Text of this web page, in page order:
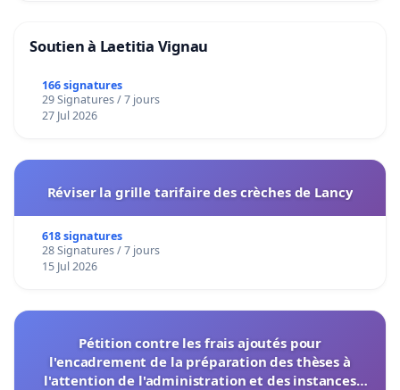
Soutien à Laetitia Vignau
166 signatures
29 Signatures / 7 jours
27 Jul 2026
Réviser la grille tarifaire des crèches de Lancy
618 signatures
28 Signatures / 7 jours
15 Jul 2026
Pétition contre les frais ajoutés pour
l'encadrement de la préparation des thèses à
l'attention de l'administration et des instances